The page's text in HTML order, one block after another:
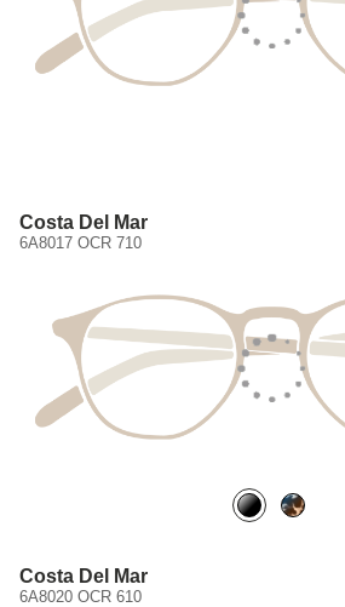
Costa Del Mar
6A8017 OCR 710
Costa Del Mar
6A8020 OCR 610